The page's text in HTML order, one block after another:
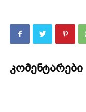
კომენტარები